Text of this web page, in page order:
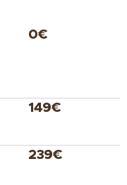
0€
149€
239€